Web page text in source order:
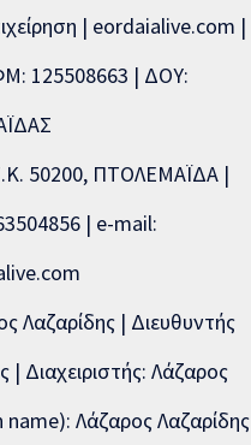
| eordaialive.com |
125508663 | ΔΟΥ:
50200, ΠΤΟΛΕΜΑΪΔΑ |
| e-mail:
Λαζαρίδης | Διευθυντής
Διαχειριστής: Λάζαρος
name): Λάζαρος Λαζαρίδης